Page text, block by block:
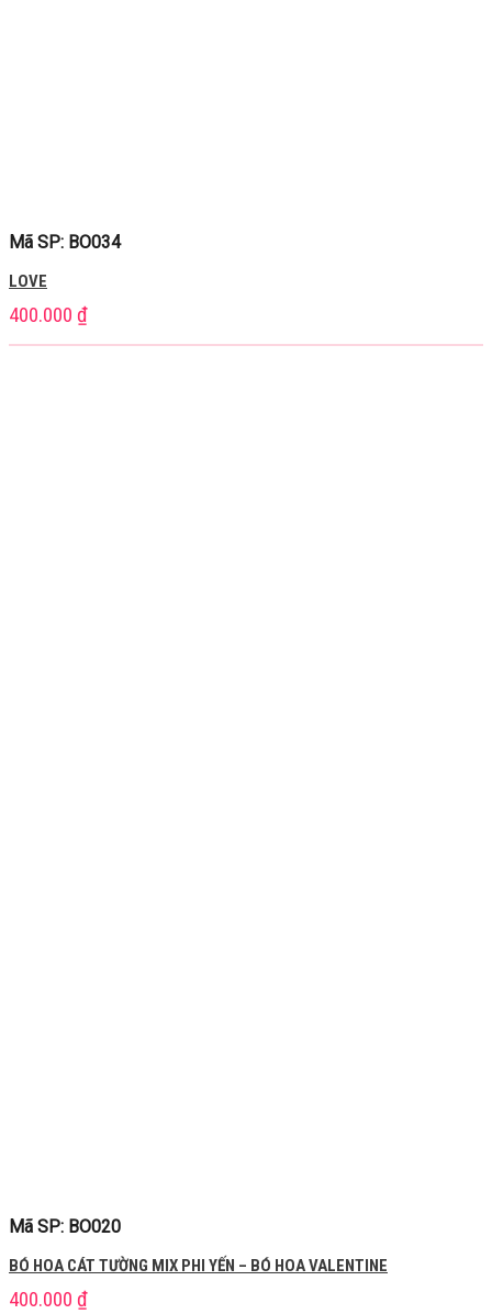
Mã SP: BO034
LOVE
400.000 ₫
Mã SP: BO020
BÓ HOA CÁT TƯỜNG MIX PHI YẾN – BÓ HOA VALENTINE
400.000 ₫